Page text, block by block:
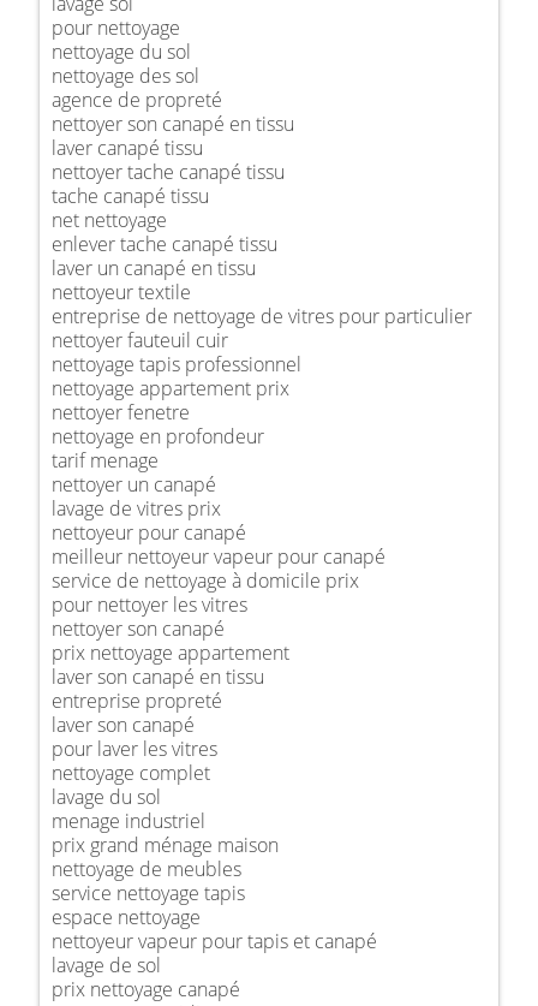
pour nettoyage
nettoyage du sol
nettoyage des sol
agence de propreté
nettoyer son canapé en tissu
laver canapé tissu
nettoyer tache canapé tissu
tache canapé tissu
net nettoyage
enlever tache canapé tissu
laver un canapé en tissu
nettoyeur textile
entreprise de nettoyage de vitres pour particulier
nettoyer fauteuil cuir
nettoyage tapis professionnel
nettoyage appartement prix
nettoyer fenetre
nettoyage en profondeur
tarif menage
nettoyer un canapé
lavage de vitres prix
nettoyeur pour canapé
meilleur nettoyeur vapeur pour canapé
service de nettoyage à domicile prix
pour nettoyer les vitres
nettoyer son canapé
prix nettoyage appartement
laver son canapé en tissu
entreprise propreté
laver son canapé
pour laver les vitres
nettoyage complet
lavage du sol
menage industriel
prix grand ménage maison
nettoyage de meubles
service nettoyage tapis
espace nettoyage
nettoyeur vapeur pour tapis et canapé
lavage de sol
prix nettoyage canapé